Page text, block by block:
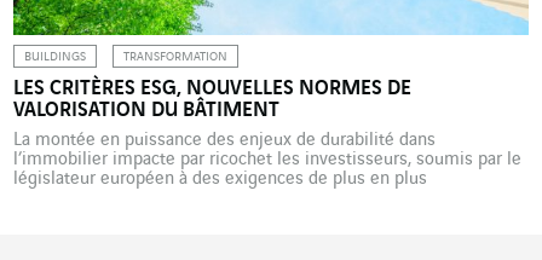
BUILDINGS TRANSFORMATION
LES CRITÈRES ESG, NOUVELLES NORMES DE
VALORISATION DU BÂTIMENT
La montée en puissance des enjeux de durabilité dans
l’immobilier impacte par ricochet les investisseurs, soumis par le
législateur européen à des exigences de plus en plus